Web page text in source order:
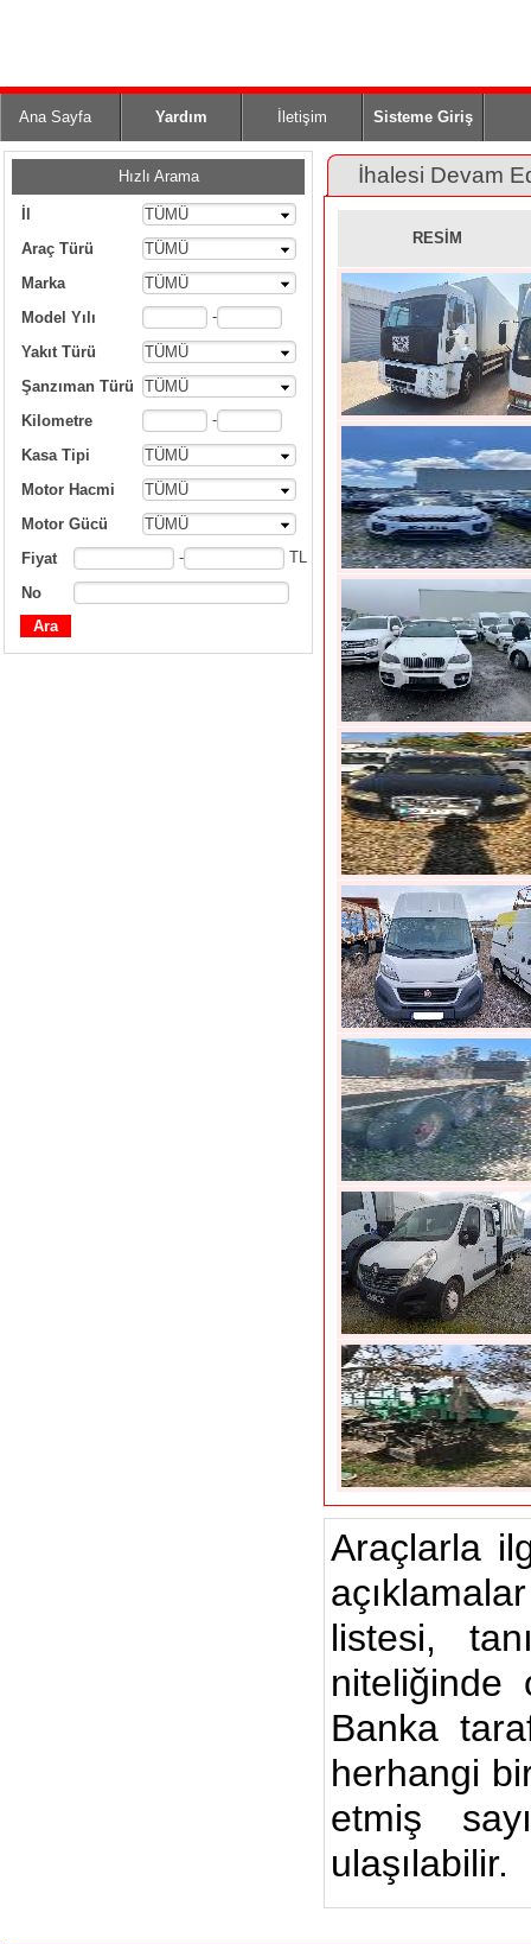
Ana Sayfa Yardım İletişim Sisteme Giriş
Hızlı Arama
TÜMÜ
Araç Türü
TÜMÜ
Marka
TÜMÜ
Model Yılı
-
Yakıt Türü
TÜMÜ
Şanzıman Türü
TÜMÜ
Kilometre
-
Kasa Tipi
TÜMÜ
Motor Hacmi
TÜMÜ
Motor Gücü
TÜMÜ
Fiyat
- TL
No
İhalesi Devam
RESİM
Araçlarla
listesi,
niteliğinde
Banka
herhangi
etmiş
ulaşılabilir.